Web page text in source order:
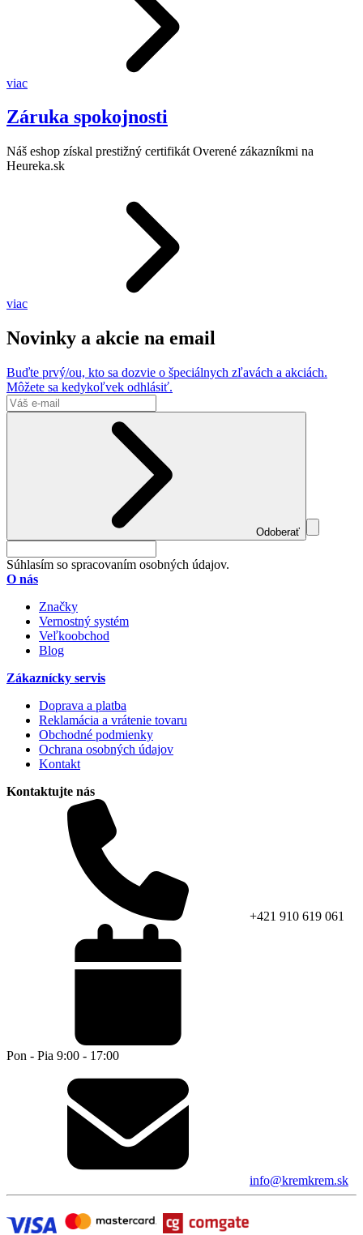
viac
Záruka spokojnosti
Náš eshop získal prestižný certifikát Overené zákazníkmi na
Heureka.sk
viac
Novinky a akcie na email
Buďte prvý/ou, kto sa dozvie o špeciálnych zľavách a akciách.
Môžete sa kedykoľvek odhlásiť.
Odoberať
Súhlasím so spracovaním osobných údajov.
O nás
Značky
Vernostný systém
Veľkoobchod
Blog
Zákaznícky servis
Doprava a platba
Reklamácia a vrátenie tovaru
Obchodné podmienky
Ochrana osobných údajov
Kontakt
Kontaktujte nás
+421 910 619 061
Pon - Pia 9:00 - 17:00
info@kremkrem.sk